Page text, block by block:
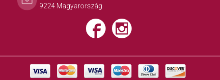
9224 Magyarország